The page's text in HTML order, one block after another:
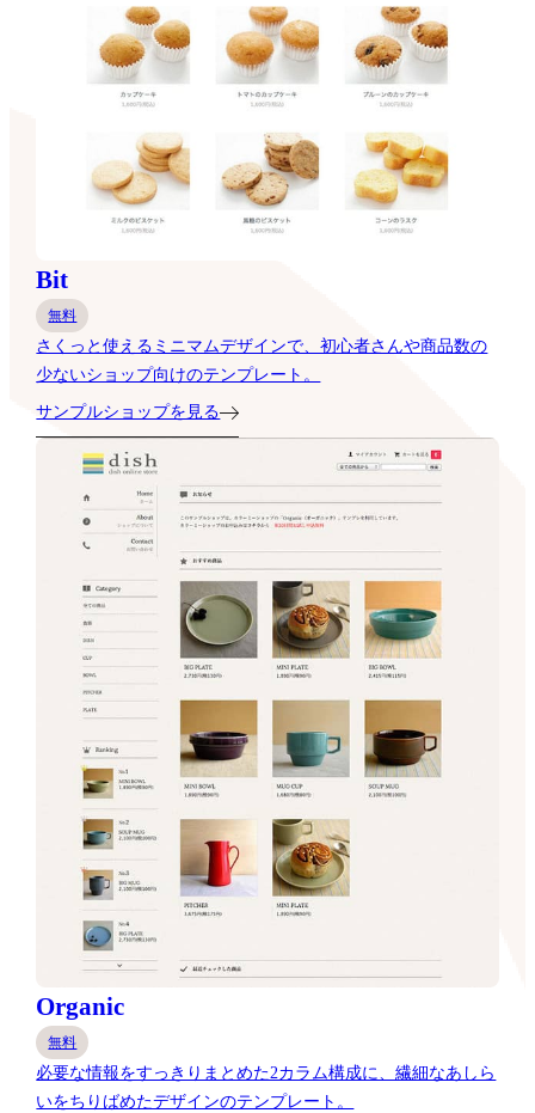
Bit
無料
さくっと使えるミニマムデザインで、初心者さんや商品数の
少ないショップ向けのテンプレート。
サンプルショップを見る
Organic
無料
必要な情報をすっきりまとめた2カラム構成に、繊細なあしら
いをちりばめたデザインのテンプレート。